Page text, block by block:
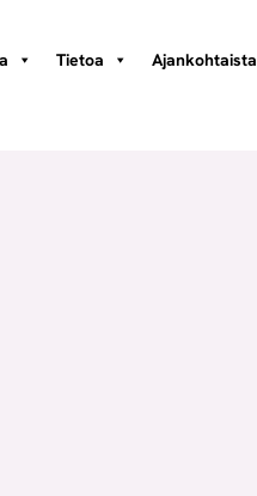
Tietoa Ajankohtaista